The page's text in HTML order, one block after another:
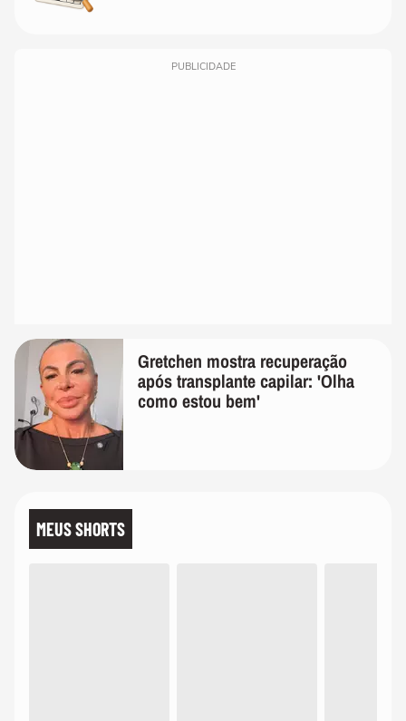
PUBLICIDADE
Gretchen mostra recuperação
após transplante capilar: 'Olha
como estou bem'
MEUS SHORTS